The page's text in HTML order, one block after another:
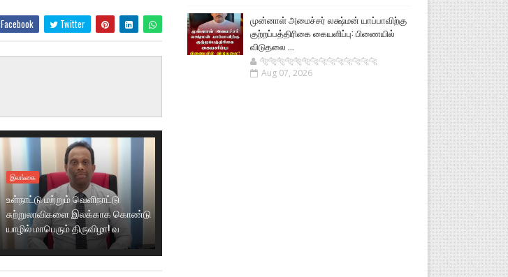
Facebook Twitter
இலங்கை
உள்நாட்டு மற்றும் வெளிநாட்டு
சுற்றுலாவிகளை இலக்காக கொண்டு
யாழில் மாபெரும் திருவிழா! வ
முன்னாள் அமைச்சர் லக்ஷ்மன் யாப்பாவிற்கு
குற்றப்பத்திரிகை கையளிப்பு: பிணையில்
விடுதலை ...
🐅🐅🐅🐅🐅🐅🐆🐆🐆🐆🐆🐆🐆🐆
Aug 07, 2026